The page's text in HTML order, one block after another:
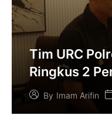
Tim URC
Ringkus 2
Kedungdung
By Imam Arifin